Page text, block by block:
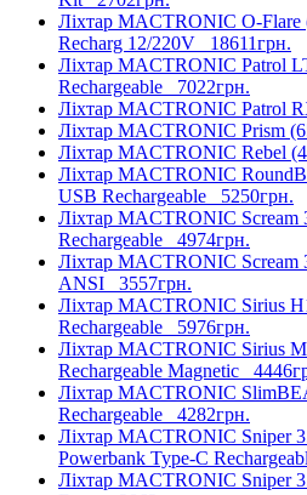
Ліхтар MACTRONIC O-Flare
Recharg 12/220V 18611грн.
Ліхтар MACTRONIC Patrol
Rechargeable 7022грн.
Ліхтар MACTRONIC Patrol
Ліхтар MACTRONIC Prism
Ліхтар MACTRONIC Rebel
Ліхтар MACTRONIC
USB Rechargeable 5250грн.
Ліхтар MACTRONIC Scream
Rechargeable 4974грн.
Ліхтар MACTRONIC Scream
ANSI 3557грн.
Ліхтар MACTRONIC Sirius
Rechargeable 5976грн.
Ліхтар MACTRONIC Sirius
Rechargeable Magnetic
Ліхтар MACTRONIC
Rechargeable 4282грн.
Ліхтар MACTRONIC Sniper
Powerbank Type-C
Ліхтар MACTRONIC Sniper